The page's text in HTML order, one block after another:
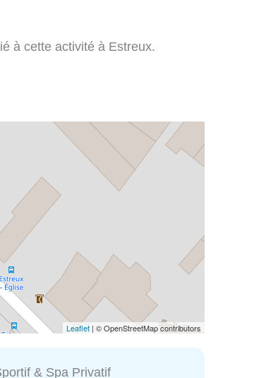
à cette activité à Estreux.
Leaflet | © OpenStreetMap contributors
& Spa Privatif